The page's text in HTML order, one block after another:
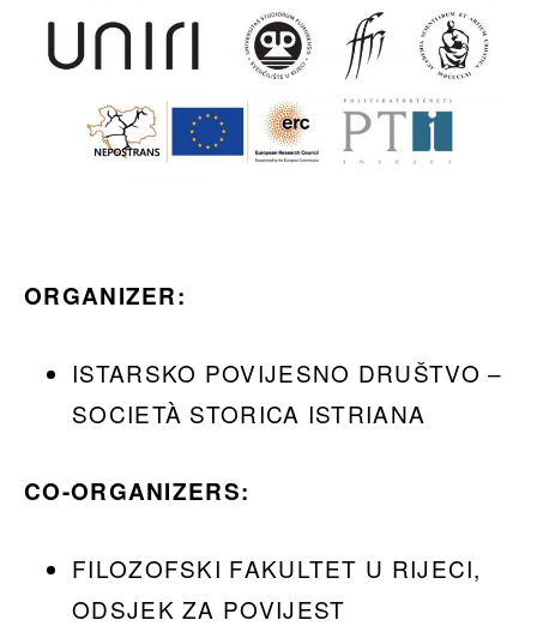
ORGANIZER:
ISTARSKO POVIJESNO DRUŠTVO –
SOCIETÀ STORICA ISTRIANA
CO-ORGANIZERS:
FILOZOFSKI FAKULTET U RIJECI,
ODSJEK ZA POVIJEST